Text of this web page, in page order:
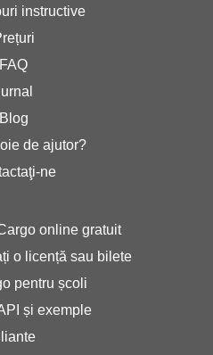
instructive
FAQ
Blog
de ajutor?
ne
online gratuit
o licență sau bilete
pentru școli
și exemple